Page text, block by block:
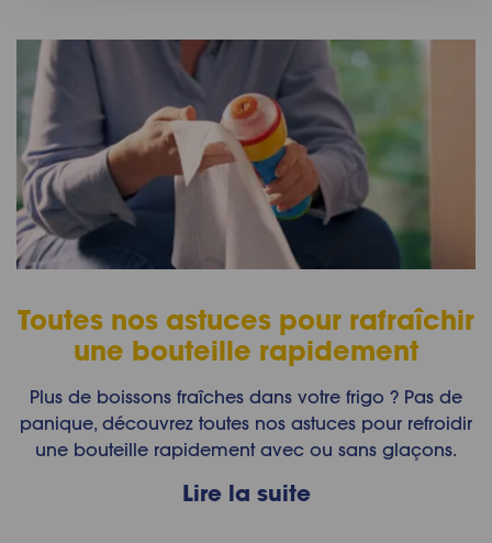
Toutes nos astuces pour rafraîchir
une bouteille rapidement
Plus de boissons fraîches dans votre frigo ? Pas de
panique, découvrez toutes nos astuces pour refroidir
une bouteille rapidement avec ou sans glaçons.
Lire la suite